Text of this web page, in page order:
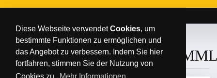
Diese Webseite verwendetCookies, um
bestimmte Funktionen zu ermöglichen und
das Angebot zu verbessern. Indem Sie hier
fortfahren, stimmen Sie der Nutzung von